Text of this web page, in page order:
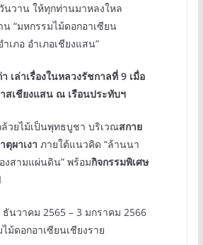
นวาน ให้ทุกท่านมาหลงใหล
น “มหกรรมไม้ดอกอาเซียน
เภอ อำเภอเชียงแสน”
า เล่าเรื่องในหลวงรัชกาลที่ 9 เมื่อ
สเชียงแสน ณ เรือนประทับฯ
วยไม้เป็นพุทธบูชา บริเวณสกาย
ผาเงา ภายใต้แนวคิด “ล้านนา
งสามแผ่นดิน” พร้อมกิจกรรมพิเศษ
นวาคม 2565 – 3 มกราคม 2566
ม้ดอกอาเซียนเชียงราย